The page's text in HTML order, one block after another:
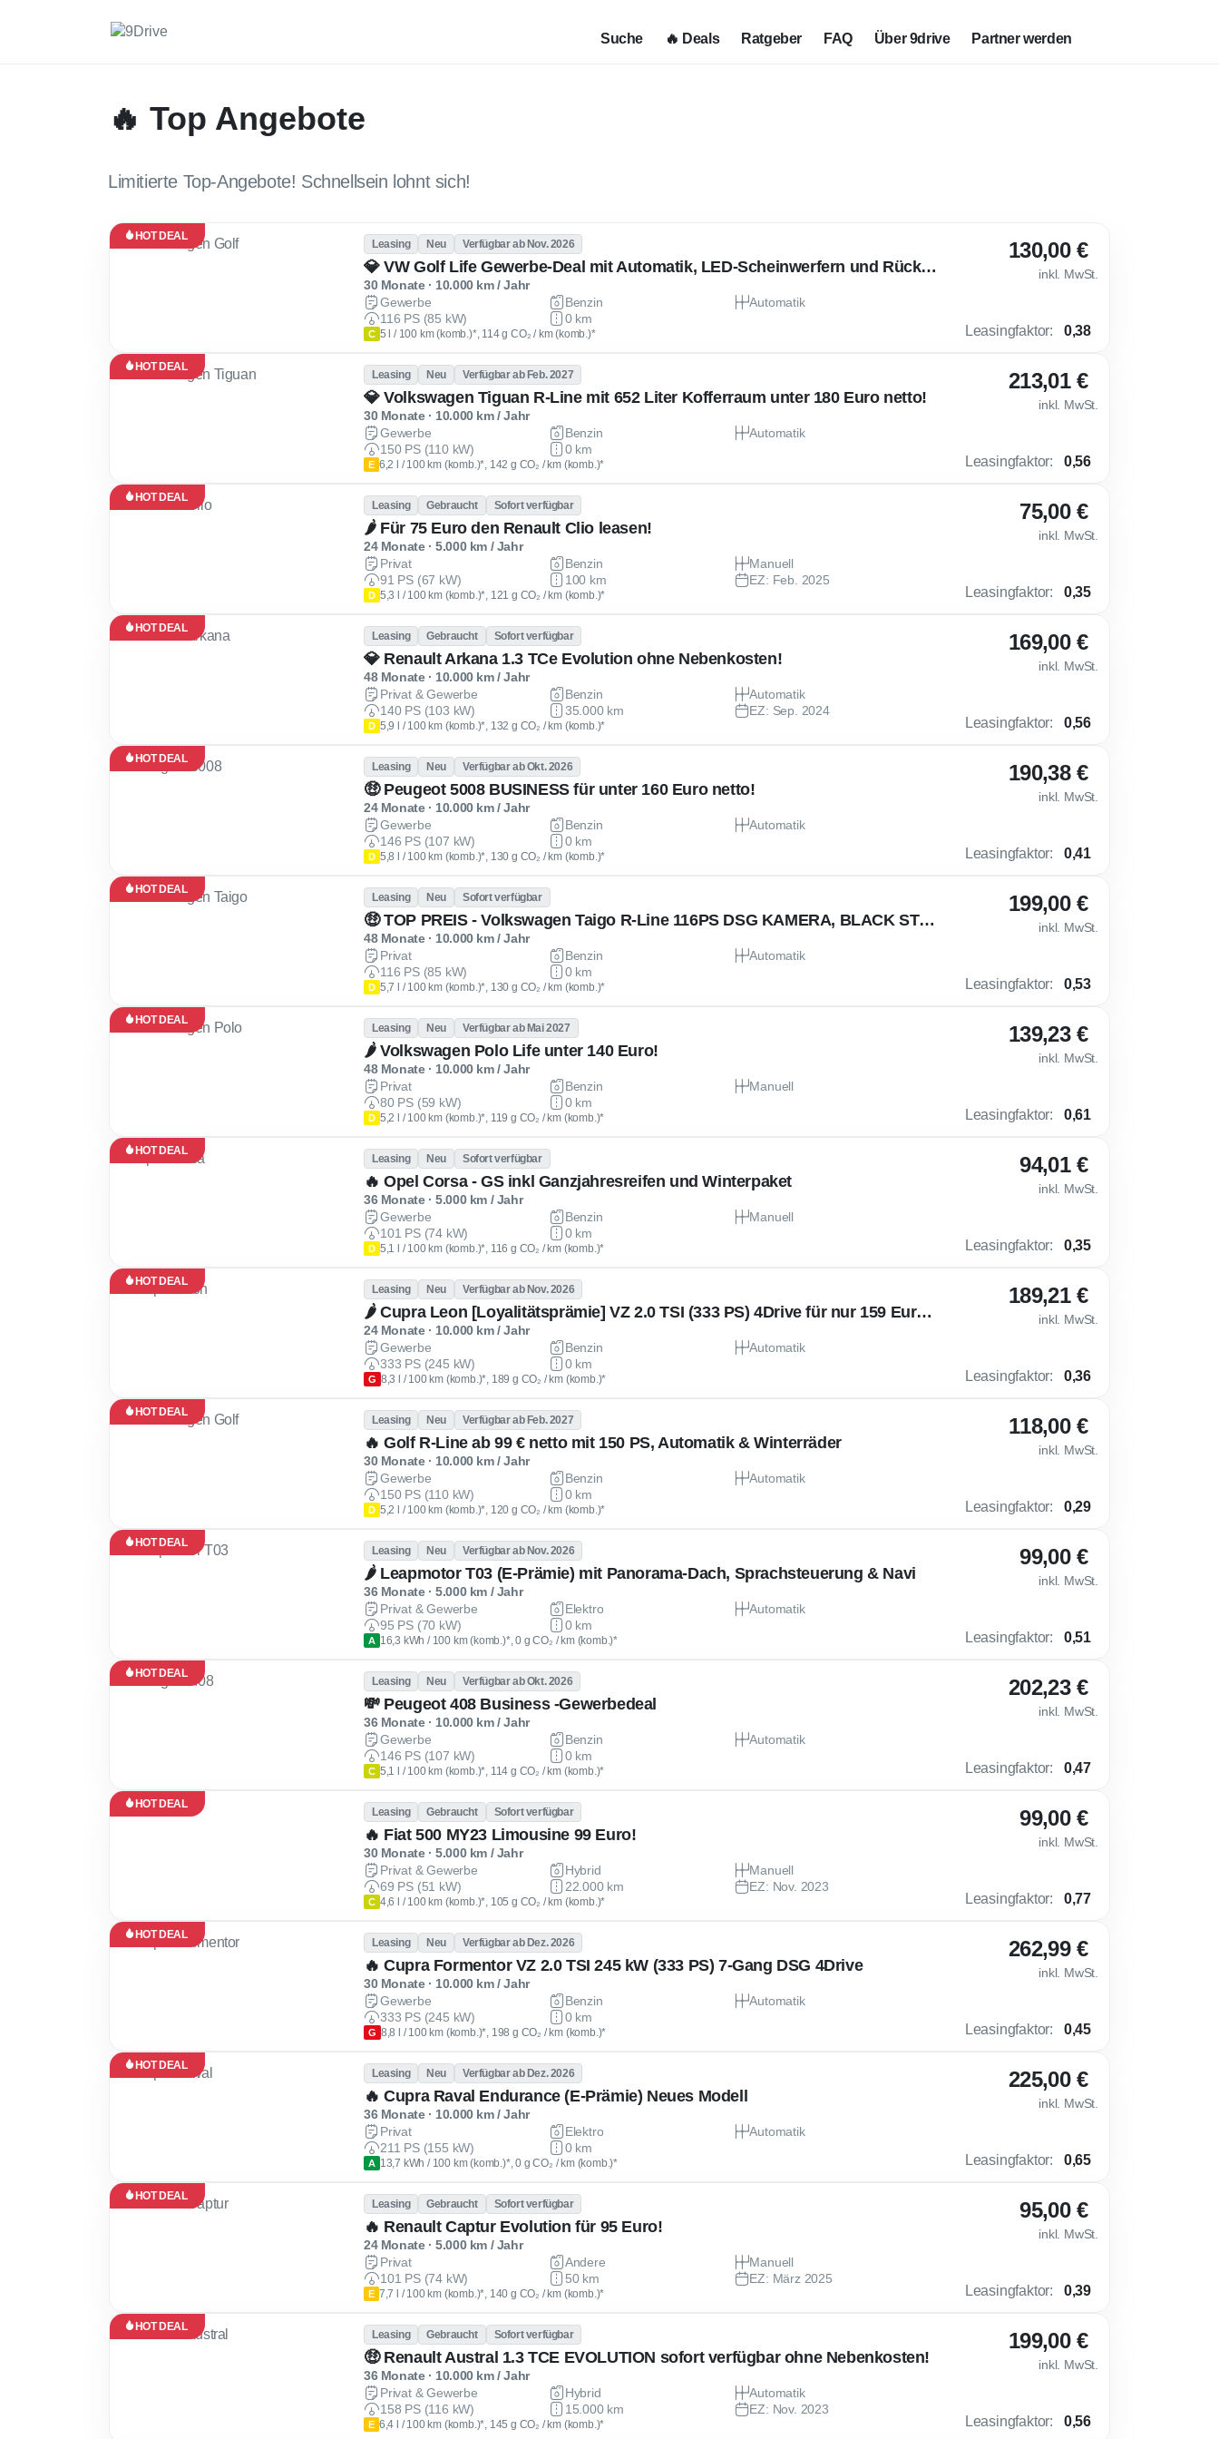
Suche 🔥 Deals Ratgeber FAQ Über 9drive Partner werden
🔥 Top Angebote
Limitierte Top-Angebote! Schnellsein lohnt sich!
HOT DEAL
Leasing Neu Verfügbar ab Nov. 2026
💎 VW Golf Life Gewerbe-Deal mit Automatik, LED-Scheinwerfern und Rückfahrkamera
30 Monate · 10.000 km / Jahr
Gewerbe
Benzin
Automatik
116 PS (85 kW)
0 km
C 5 l / 100 km (komb.)*, 114 g CO₂ / km (komb.)*
130,00 €
inkl. MwSt.
Leasingfaktor: 0,38
HOT DEAL
Leasing Neu Verfügbar ab Feb. 2027
💎 Volkswagen Tiguan R-Line mit 652 Liter Kofferraum unter 180 Euro netto!
30 Monate · 10.000 km / Jahr
Gewerbe
Benzin
Automatik
150 PS (110 kW)
0 km
E 6,2 l / 100 km (komb.)*, 142 g CO₂ / km (komb.)*
213,01 €
inkl. MwSt.
Leasingfaktor: 0,56
HOT DEAL
Leasing Gebraucht Sofort verfügbar
🌶 Für 75 Euro den Renault Clio leasen!
24 Monate · 5.000 km / Jahr
Privat
Benzin
Manuell
91 PS (67 kW)
100 km EZ: Feb. 2025
D 5,3 l / 100 km (komb.)*, 121 g CO₂ / km (komb.)*
75,00 €
inkl. MwSt.
Leasingfaktor: 0,35
HOT DEAL
Leasing Gebraucht Sofort verfügbar
💎 Renault Arkana 1.3 TCe Evolution ohne Nebenkosten!
48 Monate · 10.000 km / Jahr
Privat & Gewerbe
Benzin
Automatik
140 PS (103 kW)
35.000 km EZ: Sep. 2024
D 5,9 l / 100 km (komb.)*, 132 g CO₂ / km (komb.)*
169,00 €
inkl. MwSt.
Leasingfaktor: 0,56
HOT DEAL
Leasing Neu Verfügbar ab Okt. 2026
🤑 Peugeot 5008 BUSINESS für unter 160 Euro netto!
24 Monate · 10.000 km / Jahr
Gewerbe
Benzin
Automatik
146 PS (107 kW)
0 km
D 5,8 l / 100 km (komb.)*, 130 g CO₂ / km (komb.)*
190,38 €
inkl. MwSt.
Leasingfaktor: 0,41
HOT DEAL
Leasing Neu Sofort verfügbar
🤑 TOP PREIS - Volkswagen Taigo R-Line 116PS DSG KAMERA, BLACK STYLE
48 Monate · 10.000 km / Jahr
Privat
Benzin
Automatik
116 PS (85 kW)
0 km
D 5,7 l / 100 km (komb.)*, 130 g CO₂ / km (komb.)*
199,00 €
inkl. MwSt.
Leasingfaktor: 0,53
HOT DEAL
Leasing Neu Verfügbar ab Mai 2027
🌶 Volkswagen Polo Life unter 140 Euro!
48 Monate · 10.000 km / Jahr
Privat
Benzin
Manuell
80 PS (59 kW)
0 km
D 5,2 l / 100 km (komb.)*, 119 g CO₂ / km (komb.)*
139,23 €
inkl. MwSt.
Leasingfaktor: 0,61
HOT DEAL
Leasing Neu Sofort verfügbar
🔥 Opel Corsa - GS inkl Ganzjahresreifen und Winterpaket
36 Monate · 5.000 km / Jahr
Gewerbe
Benzin
Manuell
101 PS (74 kW)
0 km
D 5,1 l / 100 km (komb.)*, 116 g CO₂ / km (komb.)*
94,01 €
inkl. MwSt.
Leasingfaktor: 0,35
HOT DEAL
Leasing Neu Verfügbar ab Nov. 2026
🌶 Cupra Leon [Loyalitätsprämie] VZ 2.0 TSI (333 PS) 4Drive für nur 159 Euro netto!
24 Monate · 10.000 km / Jahr
Gewerbe
Benzin
Automatik
333 PS (245 kW)
0 km
G 8,3 l / 100 km (komb.)*, 189 g CO₂ / km (komb.)*
189,21 €
inkl. MwSt.
Leasingfaktor: 0,36
HOT DEAL
Leasing Neu Verfügbar ab Feb. 2027
🔥 Golf R-Line ab 99 € netto mit 150 PS, Automatik & Winterräder
30 Monate · 10.000 km / Jahr
Gewerbe
Benzin
Automatik
150 PS (110 kW)
0 km
D 5,2 l / 100 km (komb.)*, 120 g CO₂ / km (komb.)*
118,00 €
inkl. MwSt.
Leasingfaktor: 0,29
HOT DEAL
Leasing Neu Verfügbar ab Nov. 2026
🌶 Leapmotor T03 (E-Prämie) mit Panorama-Dach, Sprachsteuerung & Navi
36 Monate · 5.000 km / Jahr
Privat & Gewerbe
Elektro
Automatik
95 PS (70 kW)
0 km
A 16,3 kWh / 100 km (komb.)*, 0 g CO₂ / km (komb.)*
99,00 €
inkl. MwSt.
Leasingfaktor: 0,51
HOT DEAL
Leasing Neu Verfügbar ab Okt. 2026
💸 Peugeot 408 Business -Gewerbedeal
36 Monate · 10.000 km / Jahr
Gewerbe
Benzin
Automatik
146 PS (107 kW)
0 km
C 5,1 l / 100 km (komb.)*, 114 g CO₂ / km (komb.)*
202,23 €
inkl. MwSt.
Leasingfaktor: 0,47
HOT DEAL
Leasing Gebraucht Sofort verfügbar
🔥 Fiat 500 MY23 Limousine 99 Euro!
30 Monate · 5.000 km / Jahr
Privat & Gewerbe
Hybrid
Manuell
69 PS (51 kW)
22.000 km EZ: Nov. 2023
C 4,6 l / 100 km (komb.)*, 105 g CO₂ / km (komb.)*
99,00 €
inkl. MwSt.
Leasingfaktor: 0,77
HOT DEAL
Leasing Neu Verfügbar ab Dez. 2026
🔥 Cupra Formentor VZ 2.0 TSI 245 kW (333 PS) 7-Gang DSG 4Drive
30 Monate · 10.000 km / Jahr
Gewerbe
Benzin
Automatik
333 PS (245 kW)
0 km
G 8,8 l / 100 km (komb.)*, 198 g CO₂ / km (komb.)*
262,99 €
inkl. MwSt.
Leasingfaktor: 0,45
HOT DEAL
Leasing Neu Verfügbar ab Dez. 2026
🔥 Cupra Raval Endurance (E-Prämie) Neues Modell
36 Monate · 10.000 km / Jahr
Privat
Elektro
Automatik
211 PS (155 kW)
0 km
A 13,7 kWh / 100 km (komb.)*, 0 g CO₂ / km (komb.)*
225,00 €
inkl. MwSt.
Leasingfaktor: 0,65
HOT DEAL
Leasing Gebraucht Sofort verfügbar
🔥 Renault Captur Evolution für 95 Euro!
24 Monate · 5.000 km / Jahr
Privat
Andere
Manuell
101 PS (74 kW)
50 km EZ: März 2025
E 7,7 l / 100 km (komb.)*, 140 g CO₂ / km (komb.)*
95,00 €
inkl. MwSt.
Leasingfaktor: 0,39
HOT DEAL
Leasing Gebraucht Sofort verfügbar
🤑 Renault Austral 1.3 TCE EVOLUTION sofort verfügbar ohne Nebenkosten!
36 Monate · 10.000 km / Jahr
Privat & Gewerbe
Hybrid
Automatik
158 PS (116 kW)
15.000 km EZ: Nov. 2023
E 6,4 l / 100 km (komb.)*, 145 g CO₂ / km (komb.)*
199,00 €
inkl. MwSt.
Leasingfaktor: 0,56